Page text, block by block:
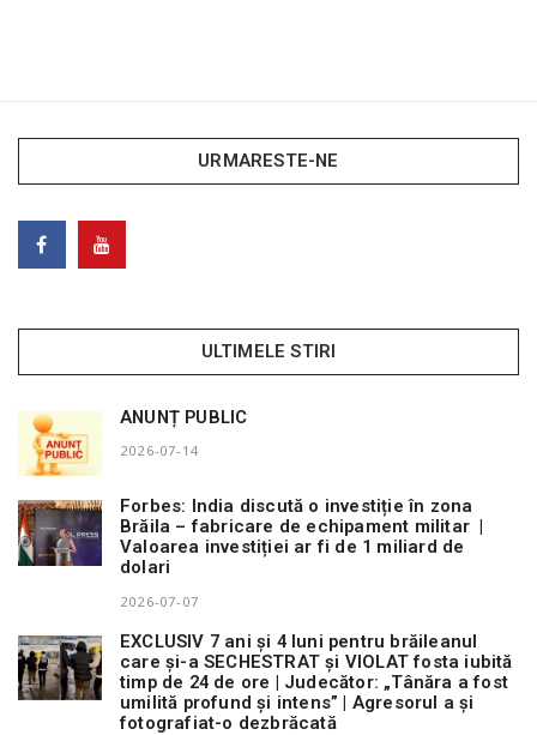
URMARESTE-NE
ULTIMELE STIRI
ANUNȚ PUBLIC
2026-07-14
Forbes: India discută o investiție în zona
Brăila – fabricare de echipament militar |
Valoarea investiției ar fi de 1 miliard de
dolari
2026-07-07
EXCLUSIV 7 ani și 4 luni pentru brăileanul
care și-a SECHESTRAT și VIOLAT fosta iubită
timp de 24 de ore | Judecător: „Tânăra a fost
umilită profund și intens” | Agresorul a și
fotografiat-o dezbrăcată